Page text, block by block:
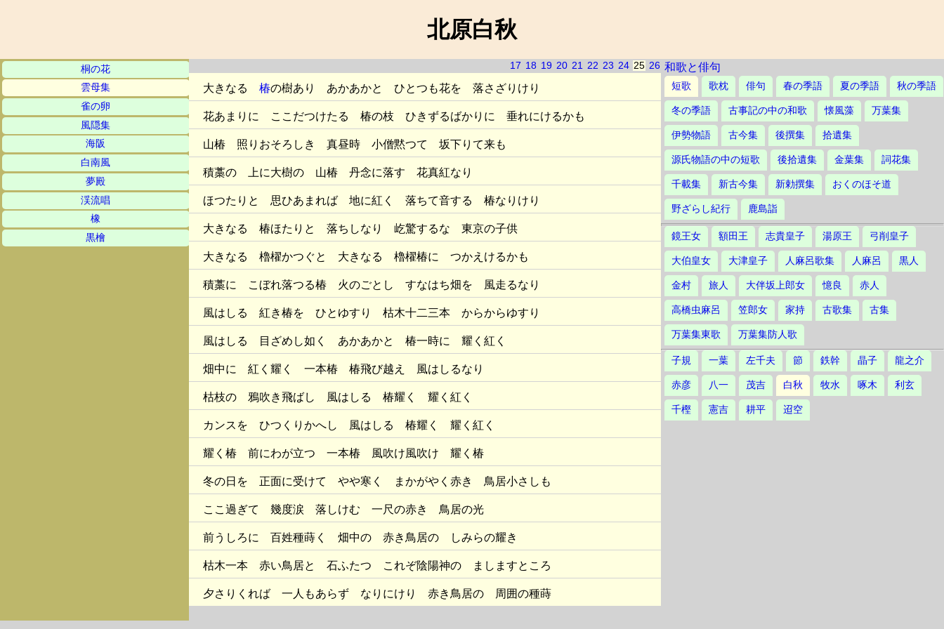
北原白秋
桐の花
雲母集
雀の卵
風隠集
海阪
白南風
夢殿
渓流唱
橡
黒檜
17 18 19 20 21 22 23 24 25 26
大きなる 椿の樹あり あかあかと ひとつも花を 落さざりけり
花あまりに ここだつけたる 椿の枝 ひきずるばかりに 垂れにけるかも
山椿 照りおそろしき 真昼時 小僧黙つて 坂下りて来も
積藁の 上に大樹の 山椿 丹念に落す 花真紅なり
ほつたりと 思ひあまれば 地に紅く 落ちて音する 椿なりけり
大きなる 椿ほたりと 落ちしなり 屹驚するな 東京の子供
大きなる 櫓櫂かつぐと 大きなる 櫓櫂椿に つかえけるかも
積藁に こぼれ落つる椿 火のごとし すなはち畑を 風走るなり
風はしる 紅き椿を ひとゆすり 枯木十二三本 からからゆすり
風はしる 目ざめし如く あかあかと 椿一時に 耀く紅く
畑中に 紅く耀く 一本椿 椿飛び越え 風はしるなり
枯枝の 鴉吹き飛ばし 風はしる 椿耀く 耀く紅く
カンスを ひつくりかへし 風はしる 椿耀く 耀く紅く
耀く椿 前にわが立つ 一本椿 風吹け風吹け 耀く椿
冬の日を 正面に受けて やや寒く まかがやく赤き 鳥居小さしも
ここ過ぎて 幾度涙 落しけむ 一尺の赤き 鳥居の光
前うしろに 百姓種蒔く 畑中の 赤き鳥居の しみらの耀き
枯木一本 赤い鳥居と 石ふたつ これぞ陰陽神の ましますところ
夕さりくれば 一人もあらず なりにけり 赤き鳥居の 周囲の種蒔
和歌と俳句
短歌 歌枕 俳句 春の季語 夏の季語 秋の季語
冬の季語 古事記の中の和歌 懐風藻 万葉集
伊勢物語 古今集 後撰集 拾遺集
源氏物語の中の短歌 後拾遺集 金葉集 詞花集
千載集 新古今集 新勅撰集 おくのほそ道
野ざらし紀行 鹿島詣
鏡王女 額田王 志貴皇子 湯原王 弓削皇子
大伯皇女 大津皇子 人麻呂歌集 人麻呂 黒人
金村 旅人 大伴坂上郎女 憶良 赤人
高橋虫麻呂 笠郎女 家持 古歌集 古集
万葉集東歌 万葉集防人歌
子規 一葉 左千夫 節 鉄幹 晶子 龍之介
赤彦 八一 茂吉 白秋 牧水 啄木 利玄
千樫 憲吉 耕平 迢空